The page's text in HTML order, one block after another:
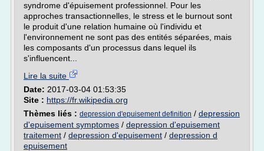
syndrome d'épuisement professionnel. Pour les
approches transactionnelles, le stress et le burnout sont
le produit d'une relation humaine où l'individu et
l'environnement ne sont pas des entités séparées, mais
les composants d'un processus dans lequel ils
s'influencent...
Lire la suite
Date: 2017-03-04 01:53:35
Site : https://fr.wikipedia.org
Thèmes liés : depression d'epuisement definition / depression
d'epuisement symptomes / depression d'epuisement
traitement / depression d'epuisement / depression d
epuisement